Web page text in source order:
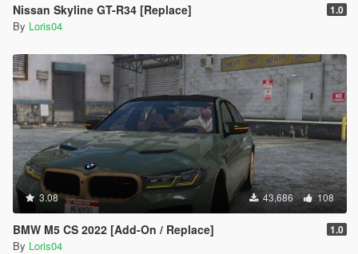
Nissan Skyline GT-R34 [Replace] 1.0
By Loris04
3.08 43,686 108
BMW M5 CS 2022 [Add-On / Replace] 1.0
By Loris04